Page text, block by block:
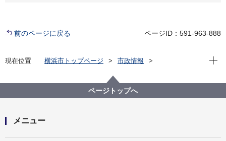
前のページに戻る ページID：591-963-888
現在位置 横浜市トップページ
市政情報
事務処理ミス等の状況について
現在
ページトップへ
メニュー